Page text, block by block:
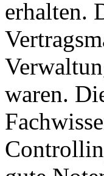
erhalten.
waren.